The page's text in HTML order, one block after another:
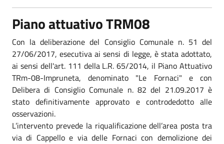
Piano attuativo TRM08
Con la deliberazione del Consiglio Comunale n. 51 del
27/06/2017, esecutiva ai sensi di legge, è stata adottato,
ai sensi dell'art. 111 della L.R. 65/2014, il Piano Attuativo
TRm-08-Impruneta, denominato "Le Fornaci" e con
Delibera di Consiglio Comunale n. 82 del 21.09.2017 è
stato definitivamente approvato e controdedotto alle
osservazioni.
L’intervento prevede la riqualificazione dell’area posta tra
via di Cappello e via delle Fornaci con demolizione dei